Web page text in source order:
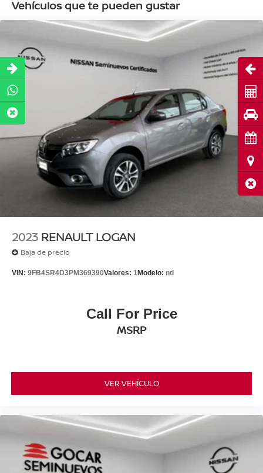
Vehículos que te pueden gustar
2023 RENAULT LOGAN
Baja de precio
VIN: 9FB4SR4D3PM369390Valores: 1Modelo: nd
Call For Price
MSRP
VER VEHÍCULO